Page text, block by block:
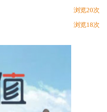
浏览20次
浏览18次